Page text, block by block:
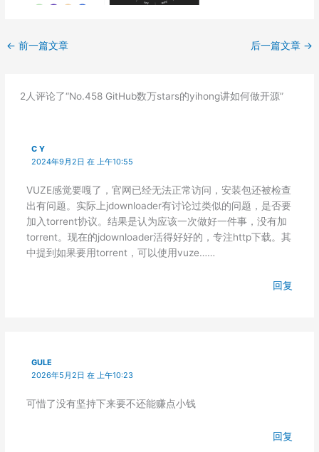
← 前一篇文章 后一篇文章 →
2人评论了“No.458 GitHub数万stars的yihong讲如何做开源”
C Y
2024年9月2日 在 上午10:55
VUZE感觉要嘎了，官网已经无法正常访问，安装包还被检查
出有问题。实际上jdownloader有讨论过类似的问题，是否要
加入torrent协议。结果是认为应该一次做好一件事，没有加
torrent。现在的jdownloader活得好好的，专注http下载。其
中提到如果要用torrent，可以使用vuze……
回复
GULE
2026年5月2日 在 上午10:23
可惜了没有坚持下来要不还能赚点小钱
回复